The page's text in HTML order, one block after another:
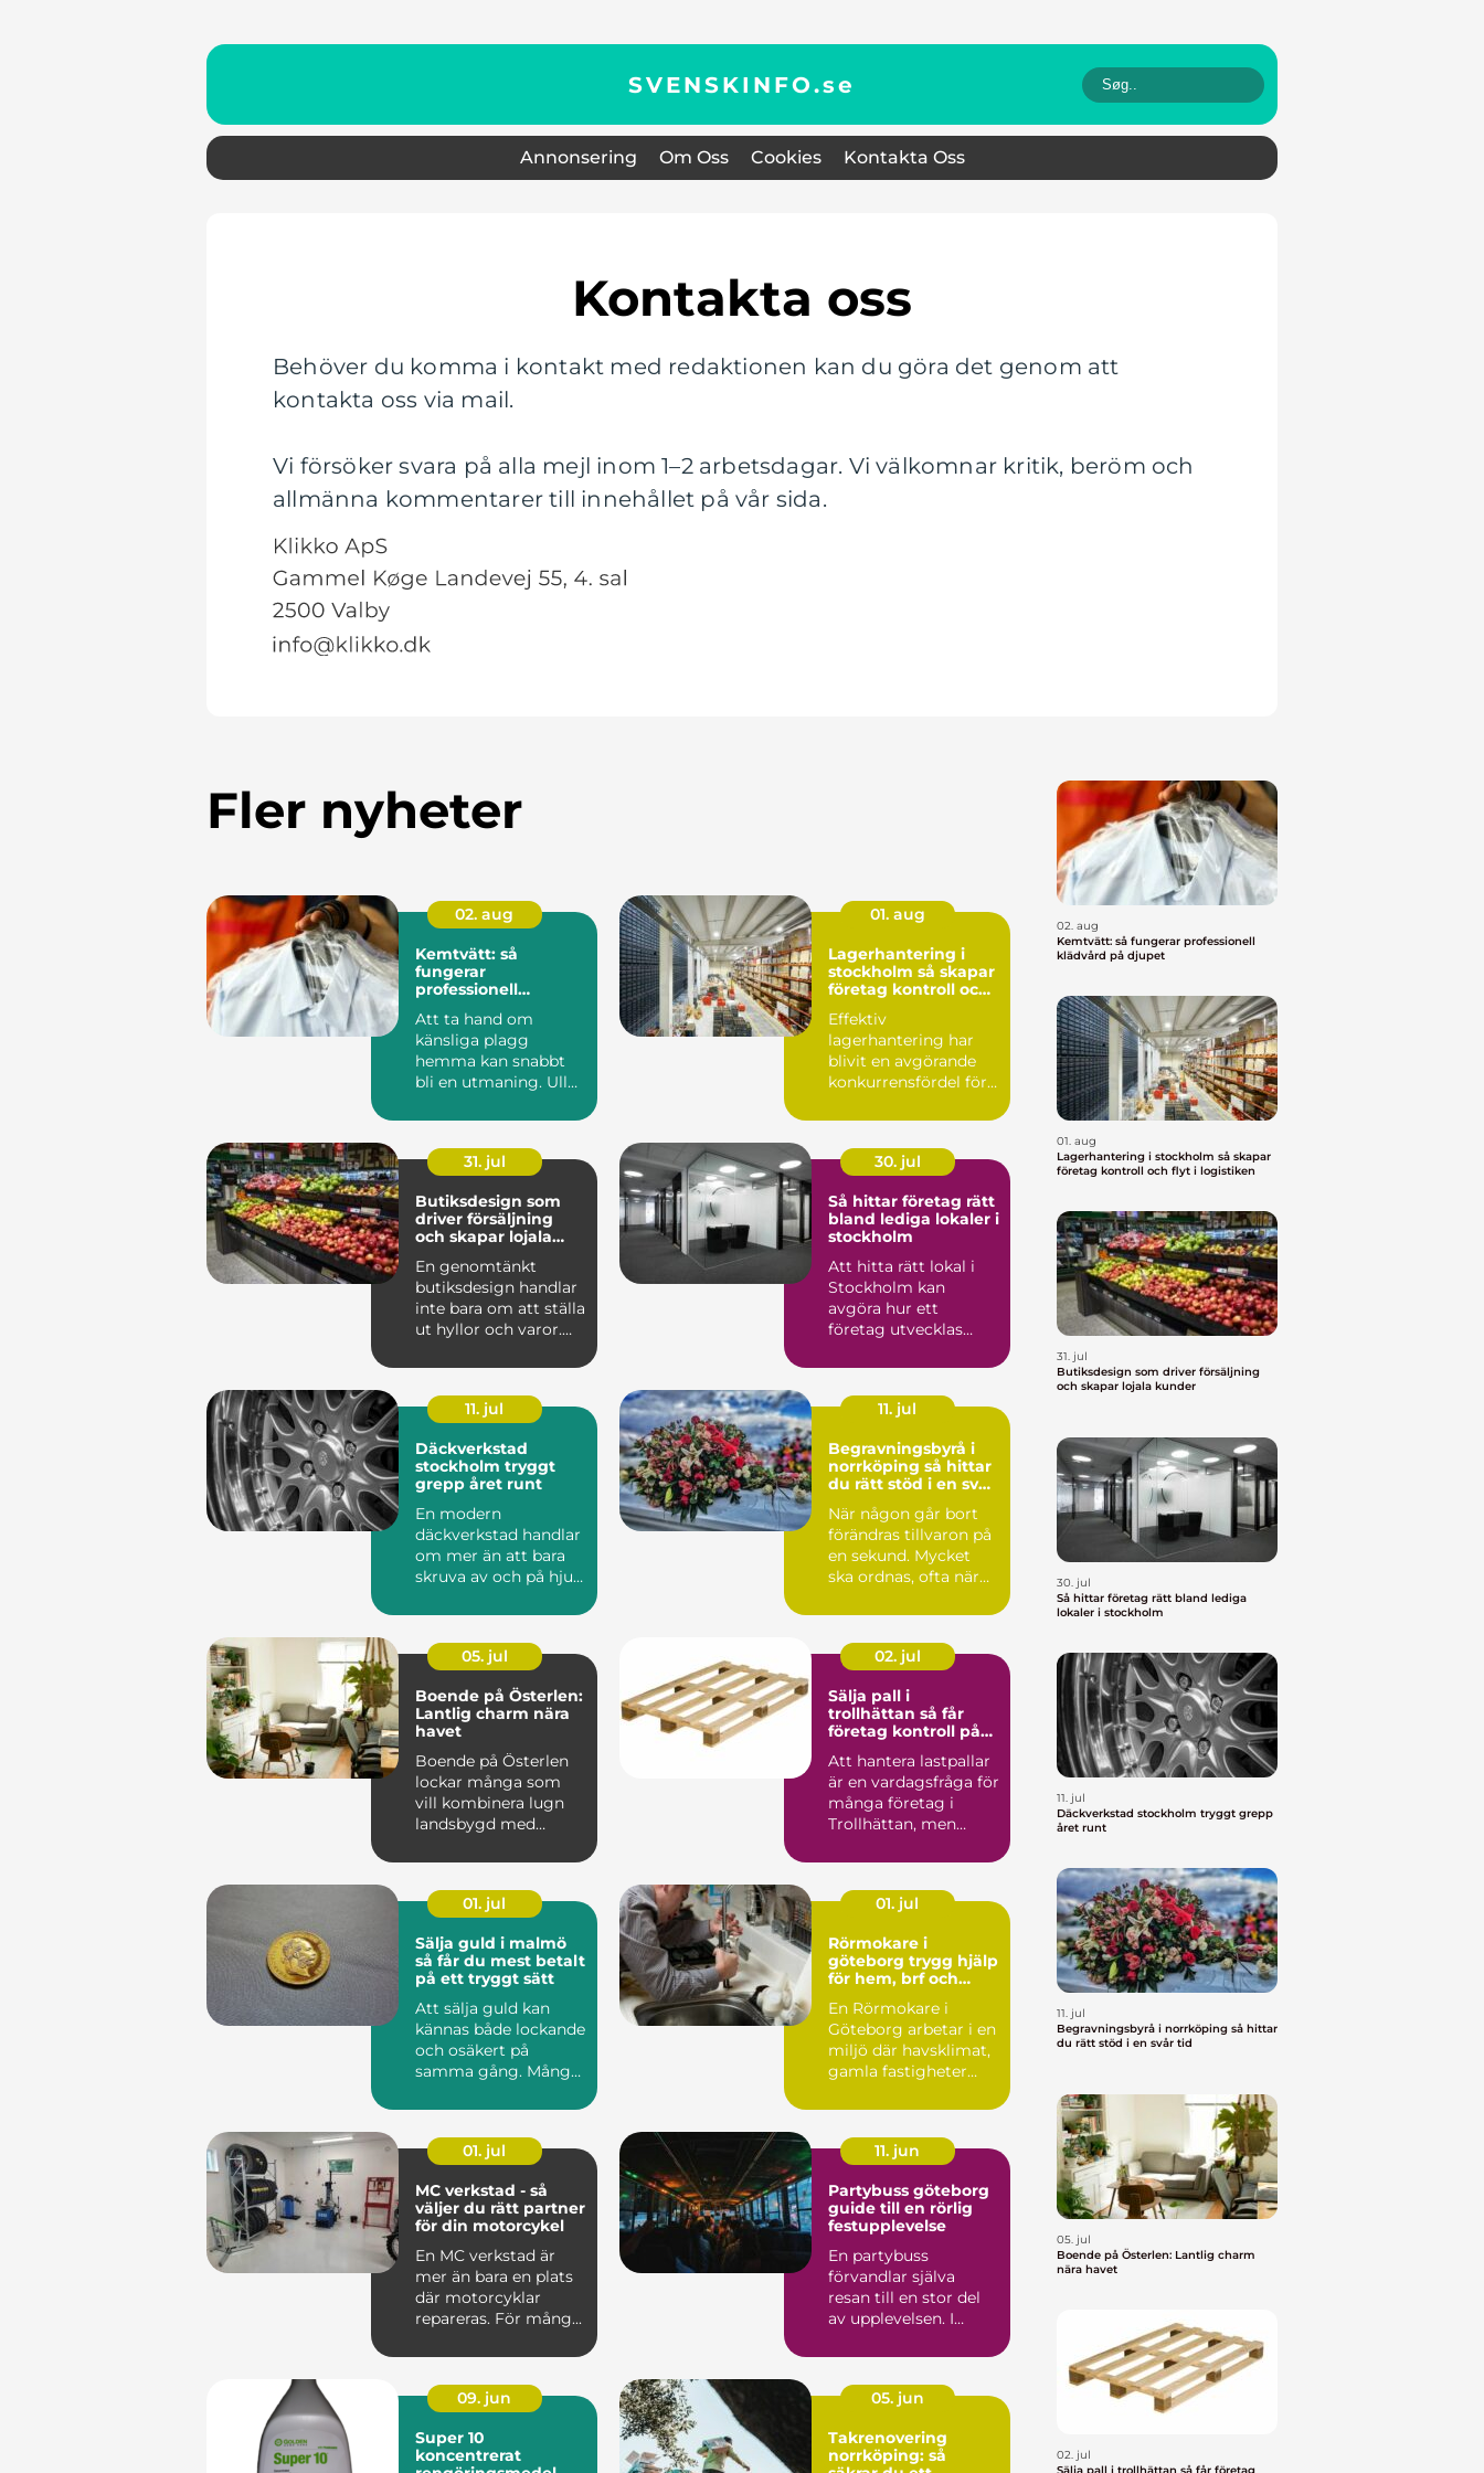
SVENSKINFO.se
Annonsering Om Oss Cookies Kontakta Oss
Kontakta oss
Behöver du komma i kontakt med redaktionen kan du göra det genom att
kontakta oss via mail.
Vi försöker svara på alla mejl inom 1–2 arbetsdagar. Vi välkomnar kritik, beröm och
allmänna kommentarer till innehållet på vår sida.
Fler nyheter
02. aug
Kemtvätt: så
fungerar
professionell
Att ta hand om
känsliga plagg
hemma kan snabbt
bli en utmaning. Ull
som tapp...
01. aug
Lagerhantering i
stockholm så skapar
företag kontroll och
Effektiv
lagerhantering har
blivit en avgörande
konkurrensfördel för
När varufl...
31. jul
Butiksdesign som
driver försäljning
och skapar lojala
En genomtänkt
butiksdesign handlar
inte bara om att ställa
ut hyllor och varor.
kun...
30. jul
Så hittar företag rätt
bland lediga lokaler i
stockholm
Att hitta rätt lokal i
Stockholm kan
avgöra hur ett
företag utvecklas
framåt. Läget p...
11. jul
Däckverkstad
stockholm tryggt
grepp året runt
En modern
däckverkstad handlar
om mer än att bara
skruva av och på hjul.
Stockholm är...
11. jul
Begravningsbyrå i
norrköping så hittar
du rätt stöd i en svår
När någon går bort
förändras tillvaron på
en sekund. Mycket
ska ordnas, ofta när
05. jul
Boende på Österlen:
Lantlig charm nära
havet
Boende på Österlen
lockar många som
vill kombinera lugn
landsbygd med
02. jul
Sälja pall i
trollhättan så får
företag kontroll på
Att hantera lastpallar
är en vardagsfråga för
många företag i
Trollhättan, men
me...
01. jul
Sälja guld i malmö
så får du mest betalt
på ett tryggt sätt
Att sälja guld kan
kännas både lockande
och osäkert på
samma gång. Många
ärvda fö...
01. jul
Rörmokare i
göteborg trygg hjälp
för hem, brf och
En Rörmokare i
Göteborg arbetar i en
miljö där havsklimat,
gamla fastigheter
stäl...
01. jul
MC verkstad - så
väljer du rätt partner
för din motorcykel
En MC verkstad är
mer än bara en plats
där motorcyklar
repareras. För mång...
11. jun
Partybuss göteborg
guide till en rörlig
festupplevelse
En partybuss
förvandlar själva
resan till en stor del
av upplevelsen. I
sig ...
09. jun
Super 10
koncentrerat
05. jun
Takrenovering
norrköping: så
02. aug
Kemtvätt: så fungerar professionell
klädvård på djupet
01. aug
Lagerhantering i stockholm så skapar
företag kontroll och flyt i logistiken
31. jul
Butiksdesign som driver försäljning
och skapar lojala kunder
30. jul
Så hittar företag rätt bland lediga
lokaler i stockholm
11. jul
Däckverkstad stockholm tryggt grepp
året runt
11. jul
Begravningsbyrå i norrköping så hittar
du rätt stöd i en svår tid
05. jul
Boende på Österlen: Lantlig charm
nära havet
02. jul
Sälja pall i trollhättan så får företag